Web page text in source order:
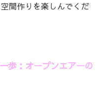
間作りを楽しんでくだ
歩：オープンエアーの